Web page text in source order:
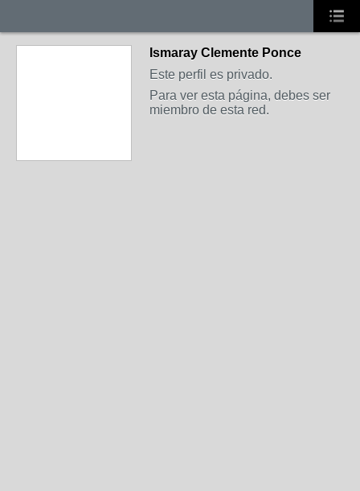
Ismaray Clemente Ponce
Este perfil es privado.
Para ver esta página, debes ser
miembro de esta red.